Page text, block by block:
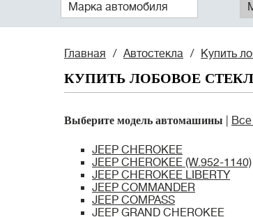
Марка автомобиля
Главная Автостекла Купить
КУПИТЬ ЛОБОВОЕ
Выберите модель автомашины
JEEP CHEROKEE
JEEP CHEROKEE (W.952-1140)
JEEP CHEROKEE LIBERTY
JEEP COMMANDER
JEEP COMPASS
JEEP GRAND CHEROKEE